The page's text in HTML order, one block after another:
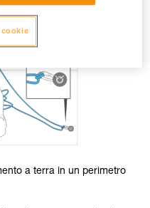
a terra in un perimetro